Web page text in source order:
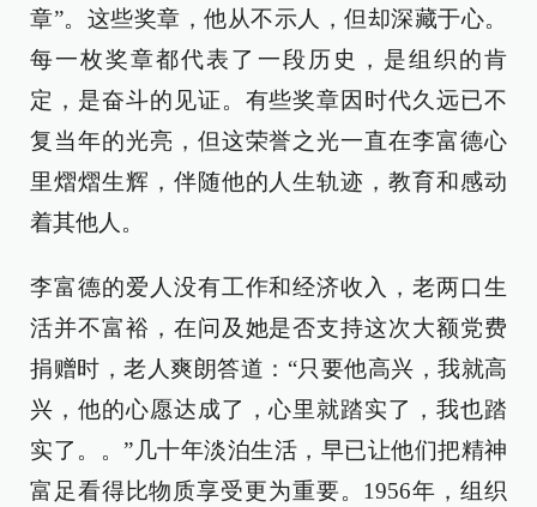
章”。这些奖章，他从不示人，但却深藏于心。
每一枚奖章都代表了一段历史，是组织的肯
定，是奋斗的见证。有些奖章因时代久远已不
复当年的光亮，但这荣誉之光一直在李富德心
里熠熠生辉，伴随他的人生轨迹，教育和感动
着其他人。
李富德的爱人没有工作和经济收入，老两口生
活并不富裕，在问及她是否支持这次大额党费
捐赠时，老人爽朗答道：“只要他高兴，我就高
兴，他的心愿达成了，心里就踏实了，我也踏
实了。。”几十年淡泊生活，早已让他们把精神
富足看得比物质享受更为重要。1956年，组织